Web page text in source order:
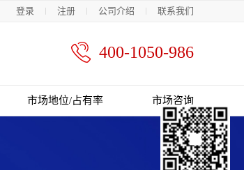
公司介绍 联系我们
登录 注册
400-1050-986
市场地位/占有率 市场咨询